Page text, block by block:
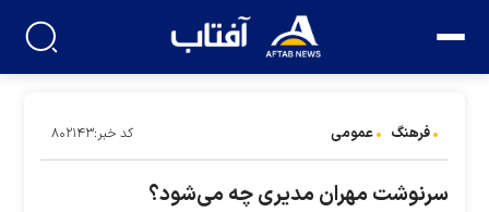
فرهنگ عمومی کد خبر:۸۰۲۱۴۳
سرنوشت مهران مدیری چه می‌شود؟